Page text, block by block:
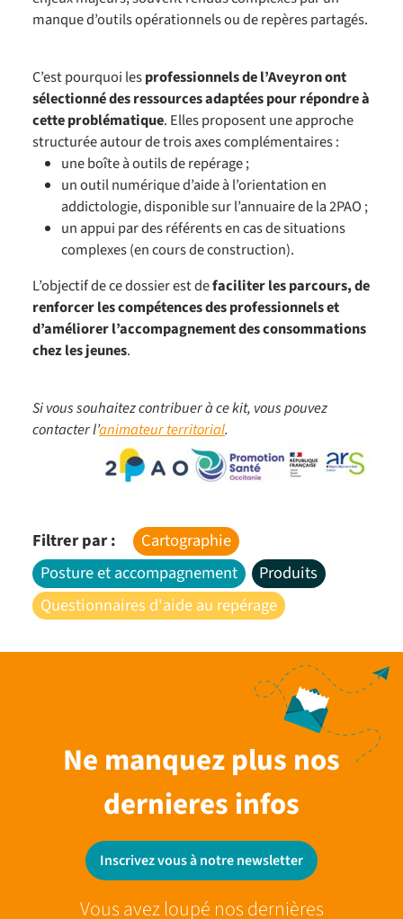
manque d’outils opérationnels ou de repères partagés.
C’est pourquoi lesprofessionnels de l’Aveyron ont
sélectionné des ressources adaptées pour répondre à
cette problématique. Elles proposent une approche
structurée autour de trois axes complémentaires :
une boîte à outils de repérage ;
un outil numérique d’aide à l’orientation en
addictologie, disponible sur l’annuaire de la 2PAO ;
un appui par des référents en cas de situations
complexes (en cours de construction).
L’objectif de ce dossier est defaciliter les parcours, de
renforcer les compétences des professionnels et
d’améliorer l’accompagnement des consommations
chez les jeunes.
Si vous souhaitez contribuer à ce kit, vous pouvez
contacter l’animateur territorial.
Filtrer par :
Cartographie
Posture et accompagnement
Produits
Questionnaires d'aide au repérage
Ne manquez plus nos
dernieres infos
Inscrivez vous à notre newsletter
Vous avez loupé nos dernières